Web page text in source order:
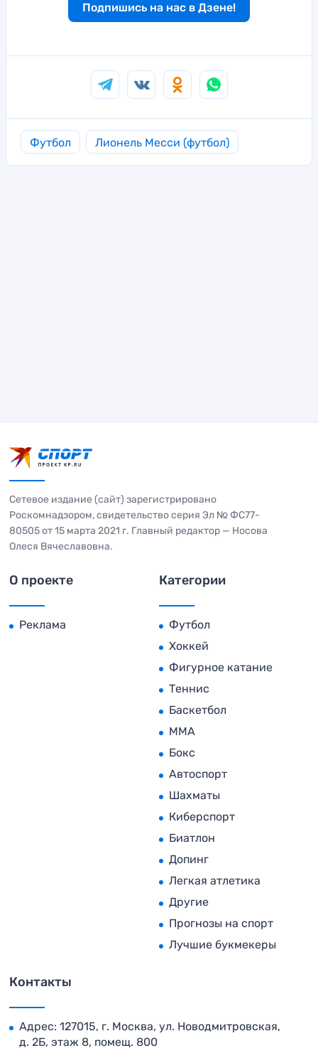
Подпишись на нас в Дзене!
Футбол Лионель Месси (футбол)
Сетевое издание (сайт) зарегистрировано
Роскомнадзором, свидетельство серия Эл № ФС77-
80505 от 15 марта 2021 г. Главный редактор — Носова
Олеся Вячеславовна.
О проекте
Реклама
Категории
Футбол
Хоккей
Фигурное катание
Теннис
Баскетбол
MMA
Бокс
Автоспорт
Шахматы
Киберспорт
Биатлон
Допинг
Легкая атлетика
Другие
Прогнозы на спорт
Лучшие букмекеры
Контакты
Адрес: 127015, г. Москва, ул. Новодмитровская,
д. 2Б, этаж 8, помещ. 800